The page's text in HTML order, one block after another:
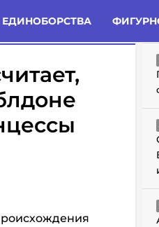
ЕДИНОБОРСТВА